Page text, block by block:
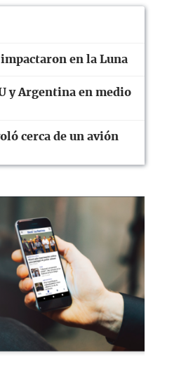
impactaron en la Luna
y Argentina en medio
cerca de un avión